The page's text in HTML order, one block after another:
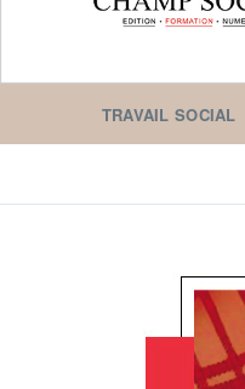
TRAVAIL SOCIAL